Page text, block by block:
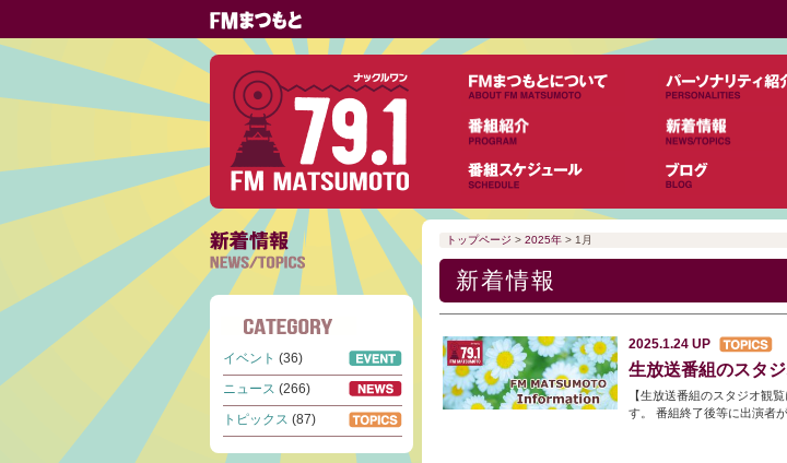
トップページ > 2025年 > 1月
新着情報
2025.1.24 UP
生放送番組のスタ
【生放送番組のスタジオ観
す。 番組終了後等に出演者
イベント (36)
ニュース (266)
トピックス (87)